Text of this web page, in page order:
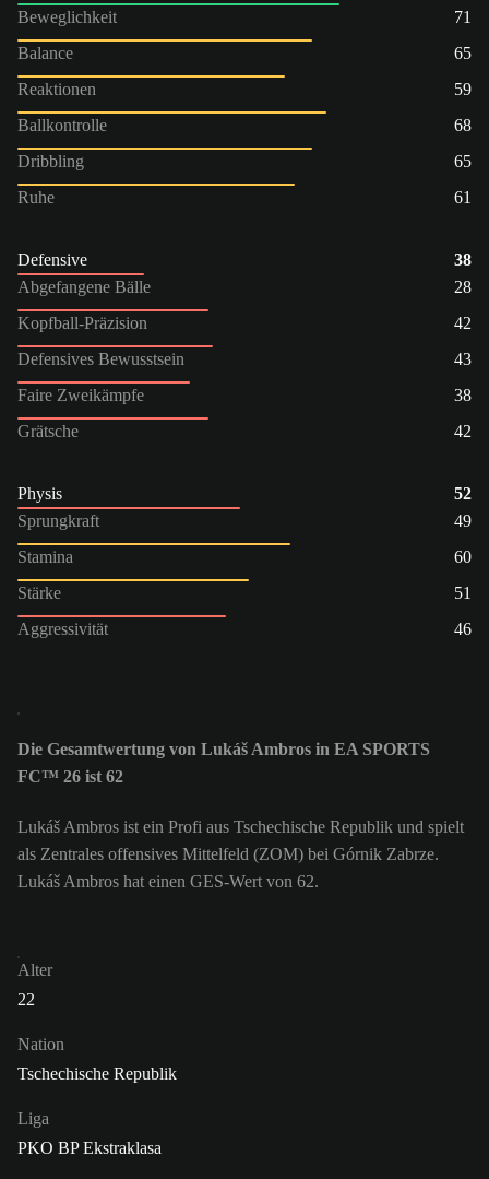
Beweglichkeit
71
Balance
65
Reaktionen
59
Ballkontrolle
68
Dribbling
65
Ruhe
61
Defensive
38
Abgefangene Bälle
28
Kopfball-Präzision
42
Defensives Bewusstsein
43
Faire Zweikämpfe
38
Grätsche
42
Physis
52
Sprungkraft
49
Stamina
60
Stärke
51
Aggressivität
46
Die Gesamtwertung von Lukáš Ambros in EA SPORTS
FC™ 26 ist 62
Lukáš Ambros ist ein Profi aus Tschechische Republik und spielt
als Zentrales offensives Mittelfeld (ZOM) bei Górnik Zabrze.
Lukáš Ambros hat einen GES-Wert von 62.
Alter
22
Nation
Tschechische Republik
Liga
PKO BP Ekstraklasa